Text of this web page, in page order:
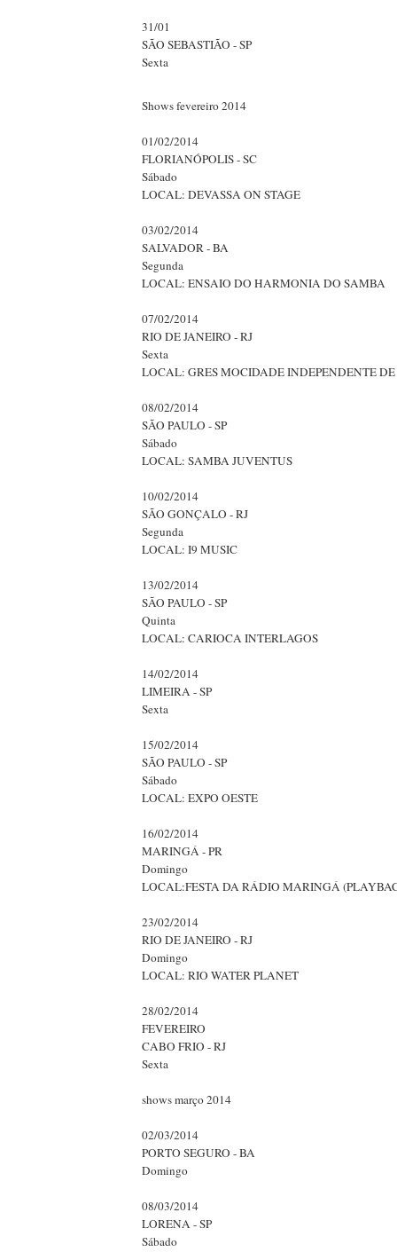
31/01
SÃO SEBASTIÃO - SP
Sexta
Shows fevereiro 2014
01/02/2014
FLORIANÓPOLIS - SC
Sábado
LOCAL: DEVASSA ON STAGE
03/02/2014
SALVADOR - BA
Segunda
LOCAL: ENSAIO DO HARMONIA DO SAMBA
07/02/2014
RIO DE JANEIRO - RJ
Sexta
LOCAL: GRES MOCIDADE INDEPENDENTE
08/02/2014
SÃO PAULO - SP
Sábado
LOCAL: SAMBA JUVENTUS
10/02/2014
SÃO GONÇALO - RJ
Segunda
LOCAL: I9 MUSIC
13/02/2014
SÃO PAULO - SP
Quinta
LOCAL: CARIOCA INTERLAGOS
14/02/2014
LIMEIRA - SP
Sexta
15/02/2014
SÃO PAULO - SP
Sábado
LOCAL: EXPO OESTE
16/02/2014
MARINGÁ - PR
Domingo
LOCAL:FESTA DA RÁDIO MARINGÁ
23/02/2014
RIO DE JANEIRO - RJ
Domingo
LOCAL: RIO WATER PLANET
28/02/2014
FEVEREIRO
CABO FRIO - RJ
Sexta
shows março 2014
02/03/2014
PORTO SEGURO - BA
Domingo
08/03/2014
LORENA - SP
Sábado